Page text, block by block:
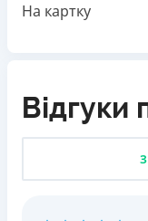
На картку